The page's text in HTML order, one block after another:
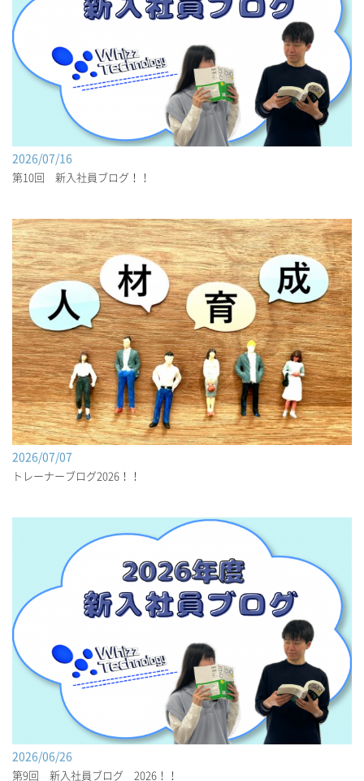
2026/07/16
第10回 新入社員ブログ！！
2026/07/07
トレーナーブログ2026！！
2026/06/26
第9回 新入社員ブログ 2026！！